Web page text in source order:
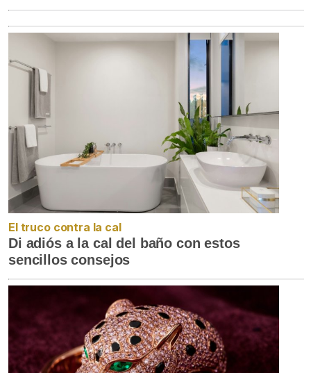
El truco contra la cal
Di adiós a la cal del baño con estos
sencillos consejos